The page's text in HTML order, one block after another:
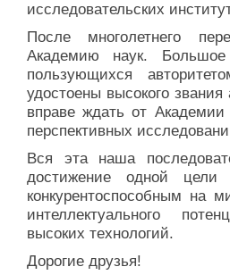
исследовательских
После многолетнего
Академию наук.
пользующихся
удостоены высокого
вправе ждать от Академии
перспективных
Вся эта наша
достижение одной цели
конкурентоспособным на
интеллектуального
высоких технологий.
Дорогие друзья!